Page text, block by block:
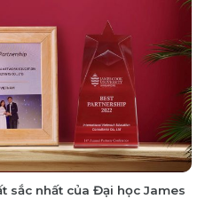
sắc nhất của Đại học James